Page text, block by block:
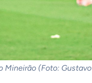
Mineirão (Foto: Gustavo